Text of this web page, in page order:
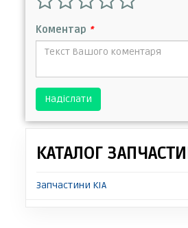
Коментар *
Надіслати
КАТАЛОГ
Запчастини KIA